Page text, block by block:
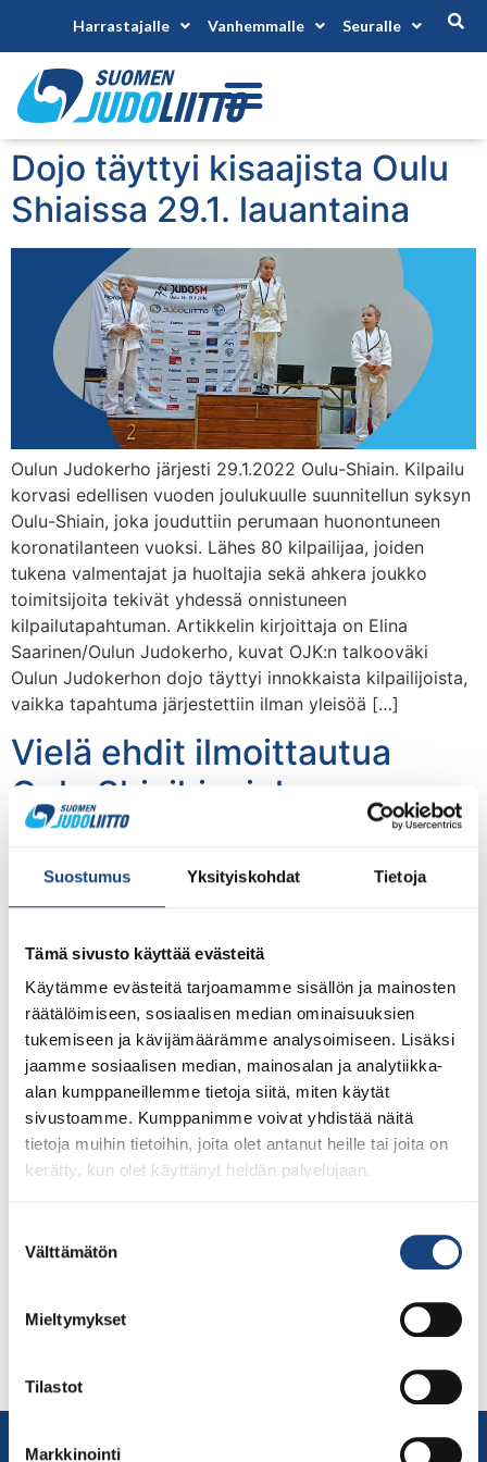
Suostumus Yksityiskohdat Tietoja
Tämä sivusto käyttää evästeitä
Käytämme evästeitä tarjoamamme sisällön ja mainosten
räätälöimiseen, sosiaalisen median ominaisuuksien
tukemiseen ja kävijämäärämme analysoimiseen. Lisäksi
jaamme sosiaalisen median, mainosalan ja analytiikka-
alan kumppaneillemme tietoja siitä, miten käytät
sivustoamme. Kumppanimme voivat yhdistää näitä
tietoja muihin tietoihin, joita olet antanut heille tai joita on
kerätty, kun olet käyttänyt heidän palvelujaan.
valinta
Välttämätön
Mieltymykset
Tilastot
Markkinointi
Harrastajalle Vanhemmalle Seuralle
Dojo täyttyi kisaajista Oulu
Shiaissa 29.1. lauantaina
Oulun Judokerho järjesti 29.1.2022 Oulu-Shiain. Kilpailu
korvasi edellisen vuoden joulukuulle suunnitellun syksyn
Oulu-Shiain, joka jouduttiin perumaan huonontuneen
koronatilanteen vuoksi. Lähes 80 kilpailijaa, joiden
tukena valmentajat ja huoltajia sekä ahkera joukko
toimitsijoita tekivät yhdessä onnistuneen
kilpailutapahtuman. Artikkelin kirjoittaja on Elina
Saarinen/Oulun Judokerho, kuvat OJK:n talkooväki
Oulun Judokerhon dojo täyttyi innokkaista kilpailijoista,
vaikka tapahtuma järjestettiin ilman yleisöä […]
Vielä ehdit ilmoittautua
Oulu Shiaihin, joka
järjestetään 29.1.
Nyt kaikkien kannattaa hyödyntää
kilpailumahdollisuudet ja suunnata kohti Oulua tulevana
viikonloppuna Oulu Shiaihin. Se järjestetään
koronapandemiasta johtuen ilman yleisöä, kuten viime
omia judotaitojaan tositilanteessa eli kilpailussa. Katso
oulushiaikutsu2022_1oulushiaikutsu2022_1 Ilmoittaudu
judokerho järjestää […]
Yhteystiedot